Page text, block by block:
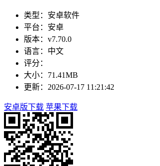
类型：安卓软件
平台：安卓
版本：v7.70.0
语言：中文
评分：
大小：71.41MB
更新：2026-07-17 11:21:42
安卓版下载 苹果下载